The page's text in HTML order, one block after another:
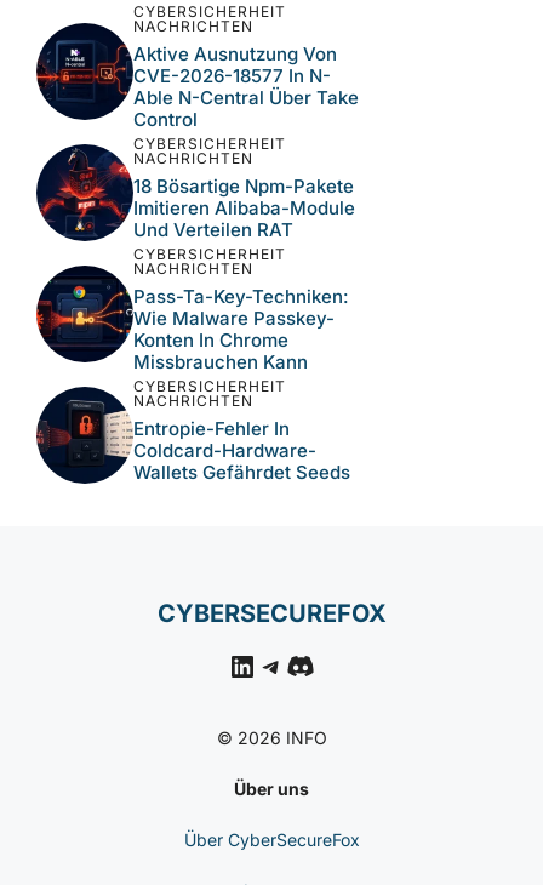
CYBERSICHERHEIT
NACHRICHTEN
Aktive Ausnutzung Von
CVE-2026-18577 In N-
Able N-Central Über Take
Control
CYBERSICHERHEIT
NACHRICHTEN
18 Bösartige Npm-Pakete
Imitieren Alibaba-Module
Und Verteilen RAT
CYBERSICHERHEIT
NACHRICHTEN
Pass-Ta-Key-Techniken:
Wie Malware Passkey-
Konten In Chrome
Missbrauchen Kann
CYBERSICHERHEIT
NACHRICHTEN
Entropie-Fehler In
Coldcard-Hardware-
Wallets Gefährdet Seeds
CYBERSECUREFOX
LinkedIn
Telegram
Discord
© 2026 INFO
Über uns
Über CyberSecureFox